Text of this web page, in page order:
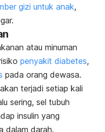
gizi untuk anak,
atau minuman
penyakit diabetes,
pada orang dewasa.
terjadi setiap kali
sering, sel tubuh
insulin yang
dalam darah.